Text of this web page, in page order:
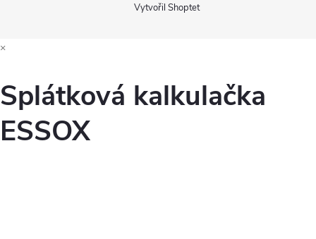
Vytvořil Shoptet
×
Splátková kalkulačka
ESSOX